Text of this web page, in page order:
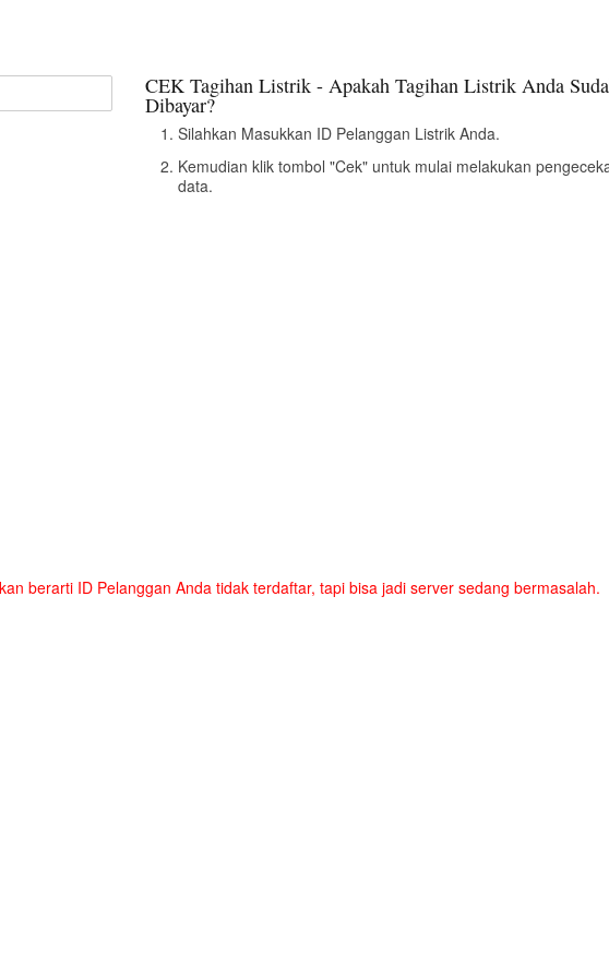
CEK Tagihan Listrik - Apakah Tagihan Listrik Anda
Dibayar?
Silahkan Masukkan ID Pelanggan Listrik Anda.
Kemudian klik tombol "Cek" untuk mulai melakukan
data.
berarti ID Pelanggan Anda tidak terdaftar, tapi bisa jadi server sedang bermasalah.